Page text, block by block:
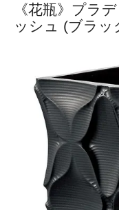
《花瓶》プラ
ッシュ (ブラッ